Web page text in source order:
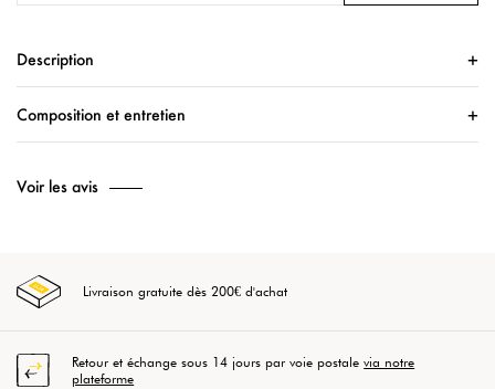
Description
Composition et entretien
Voir les avis
Livraison gratuite dès 200€ d'achat
Retour et échange sous 14 jours par voie postalevia notre
plateforme